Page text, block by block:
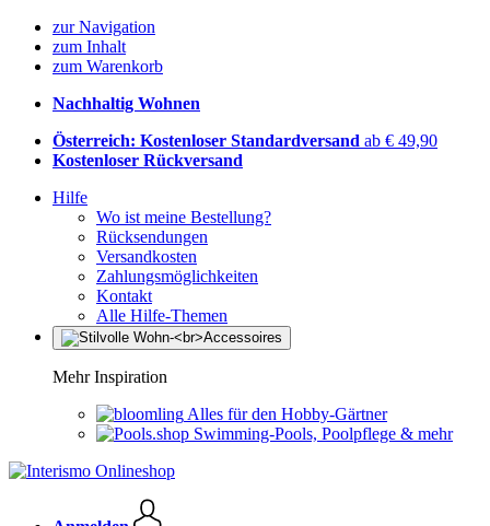
zur Navigation
zum Inhalt
zum Warenkorb
Nachhaltig Wohnen
Österreich: Kostenloser Standardversand ab € 49,90
Kostenloser Rückversand
Hilfe
Wo ist meine Bestellung?
Rücksendungen
Versandkosten
Zahlungsmöglichkeiten
Kontakt
Alle Hilfe-Themen
Mehr Inspiration
Alles für den Hobby-Gärtner
Swimming-Pools, Poolpflege & mehr